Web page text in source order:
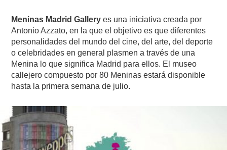
Meninas Madrid Gallery es una iniciativa creada por
Antonio Azzato, en la que el objetivo es que diferentes
personalidades del mundo del cine, del arte, del deporte
o celebridades en general plasmen a través de una
Menina lo que significa Madrid para ellos. El museo
callejero compuesto por 80 Meninas estará disponible
hasta la primera semana de julio.